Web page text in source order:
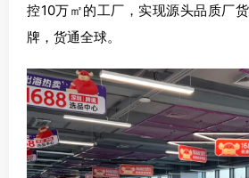
控10万㎡的工厂，实现源头品质厂
牌，货通全球。